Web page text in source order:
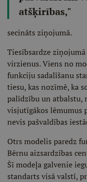
atšķirības,"
secināts ziņojumā.
Tiesībsardze
virzienus. Viens no
funkciju sadalīšanu
tiesu, kas nozīmē, ka
palīdzību un atbalstu,
visjutīgākos lēmumus
nevis pašvaldības
Otrs modelis paredz
Bērnu aizsardzības
Šī modeļa galvenie
standarts visā valstī,